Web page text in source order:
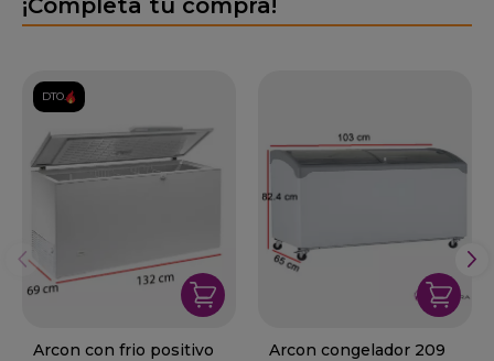
DTO.
Arcon con frio positivo
Arcon congelador 209